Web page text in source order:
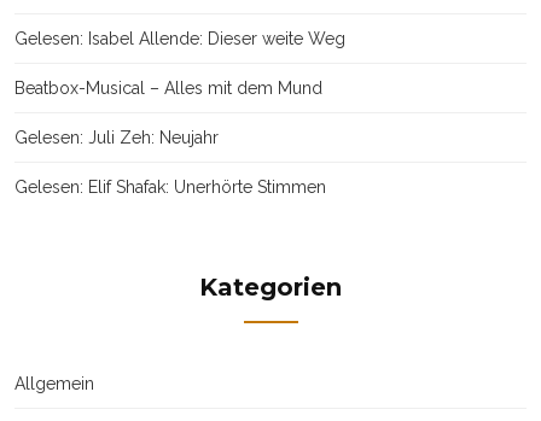
Gelesen: Isabel Allende: Dieser weite Weg
Beatbox-Musical – Alles mit dem Mund
Gelesen: Juli Zeh: Neujahr
Gelesen: Elif Shafak: Unerhörte Stimmen
Kategorien
Allgemein